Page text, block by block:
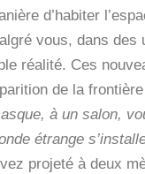
d’habiter
vous, dans des
réalité. Ces
de la
à un salon,
étrange
projeté à deux